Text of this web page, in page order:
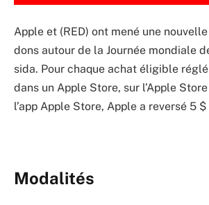
Apple et (RED) ont mené une
dons autour de la Journée mondiale
sida. Pour chaque achat éligible
dans un Apple Store, sur l’Apple
l’app Apple Store, Apple a reversé 5
Modalités